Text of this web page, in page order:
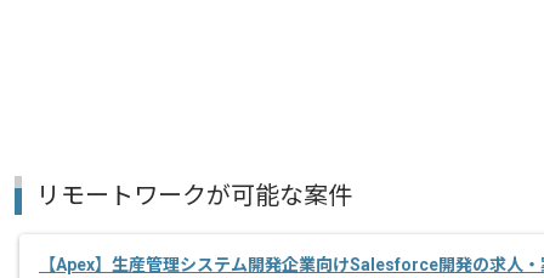
リモートワークが可能な案件
【Apex】生産管理システム開発企業向けSalesforce開発の求人・